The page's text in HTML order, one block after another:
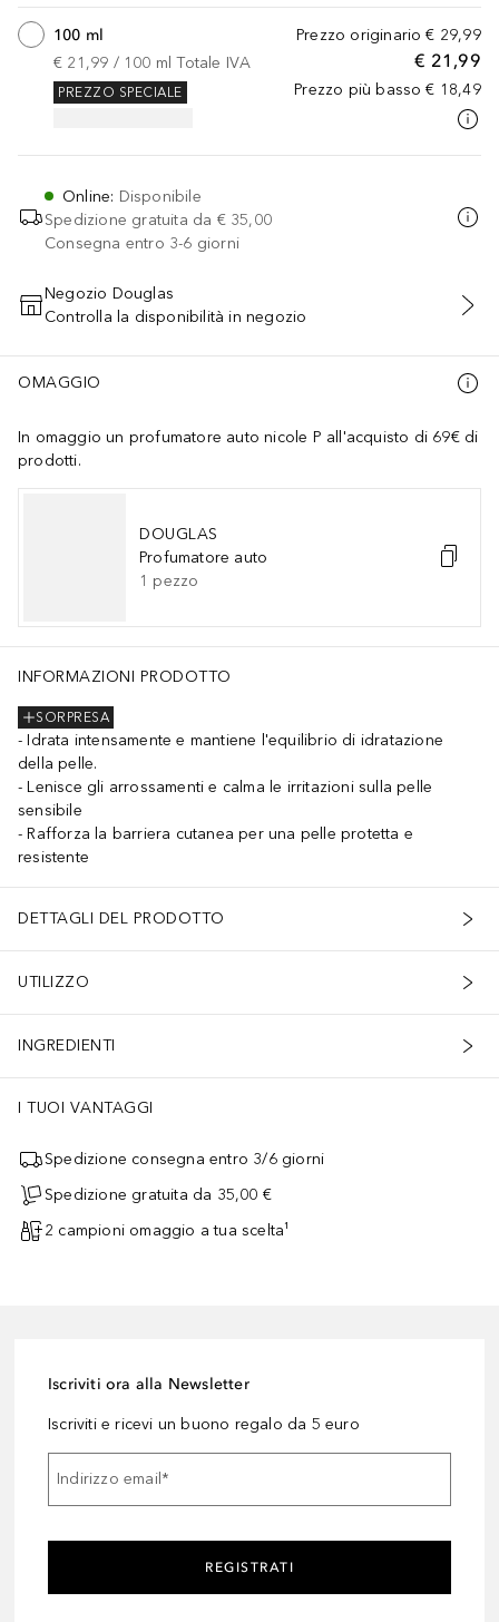
Prezzo originario € 29,99
€ 21,99
Prezzo più basso € 18,49
100 ml
€ 21,99 / 100 ml Totale IVA
PREZZO SPECIALE
Online: Disponibile
Spedizione gratuita da € 35,00
Consegna entro 3-6 giorni
AGGIUNGI AL CARRELLO
Negozio Douglas
Controlla la disponibilità in negozio
OMAGGIO
In omaggio un profumatore auto nicole P all'acquisto di 69€ di
prodotti.
DOUGLAS
Profumatore auto
1 pezzo
INFORMAZIONI PRODOTTO
SORPRESA
Idrata intensamente e mantiene l'equilibrio di idratazione
della pelle.
Lenisce gli arrossamenti e calma le irritazioni sulla pelle
sensibile
Rafforza la barriera cutanea per una pelle protetta e
resistente
DETTAGLI DEL PRODOTTO
UTILIZZO
INGREDIENTI
I TUOI VANTAGGI
Spedizione consegna entro 3/6 giorni
Spedizione gratuita da 35,00 €
2 campioni omaggio a tua scelta¹
Iscriviti ora alla Newsletter
Iscriviti e ricevi un buono regalo da 5 euro
Indirizzo email*
REGISTRATI